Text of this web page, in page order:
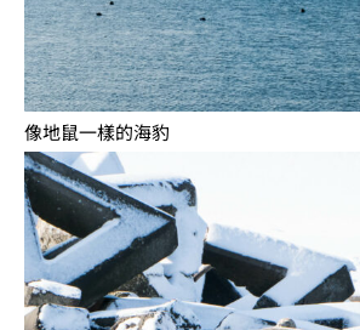
像地鼠一樣的海豹